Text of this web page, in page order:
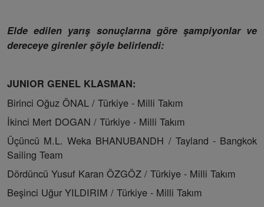
Elde edilen yarış sonuçlarına göre şampiyonlar ve
dereceye girenler şöyle belirlendi:
JUNIOR GENEL KLASMAN:
Birinci Oğuz ÖNAL / Türkiye - Milli Takım
İkinci Mert DOGAN / Türkiye - Milli Takım
Üçüncü M.L. Weka BHANUBANDH / Tayland - Bangkok
Sailing Team
Dördüncü Yusuf Karan ÖZGÖZ / Türkiye - Milli Takım
Beşinci Uğur YILDIRIM / Türkiye - Milli Takım